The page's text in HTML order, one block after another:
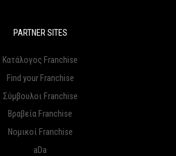
PARTNER SITES
Κατάλογος Franchise
Find your Franchise
Σύμβουλοι Franchise
Βραβεία Franchise
Νομικοί Franchise
aDa